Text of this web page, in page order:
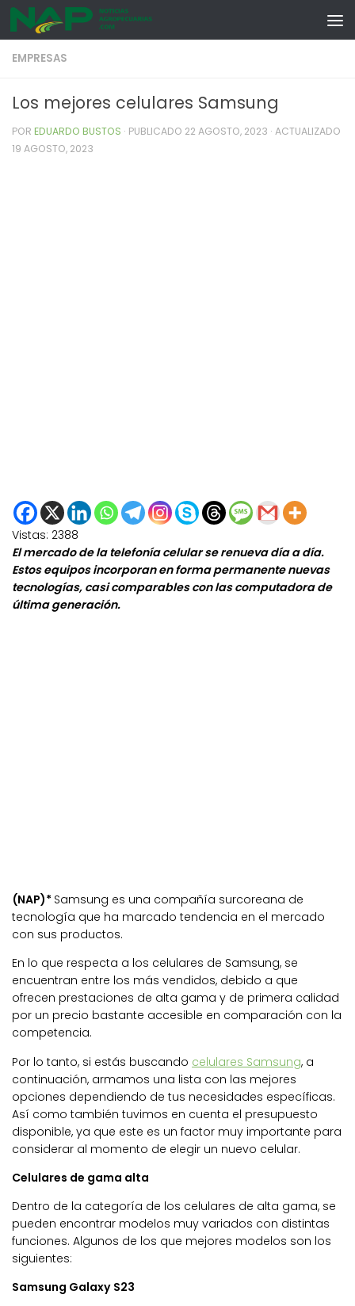
Skip to content
EMPRESAS
Los mejores celulares Samsung
POR EDUARDO BUSTOS · PUBLICADO 22 AGOSTO, 2023 · ACTUALIZADO
19 AGOSTO, 2023
Vistas: 2388
El mercado de la telefonía celular se renueva día a día.
Estos equipos incorporan en forma permanente nuevas
tecnologías, casi comparables con las computadora de
última generación.
(NAP)* Samsung es una compañía surcoreana de
tecnología que ha marcado tendencia en el mercado
con sus productos.
En lo que respecta a los celulares de Samsung, se
encuentran entre los más vendidos, debido a que
ofrecen prestaciones de alta gama y de primera calidad
por un precio bastante accesible en comparación con la
competencia.
Por lo tanto, si estás buscando celulares Samsung, a
continuación, armamos una lista con las mejores
opciones dependiendo de tus necesidades específicas.
Así como también tuvimos en cuenta el presupuesto
disponible, ya que este es un factor muy importante para
considerar al momento de elegir un nuevo celular.
Celulares de gama alta
Dentro de la categoría de los celulares de alta gama, se
pueden encontrar modelos muy variados con distintas
funciones. Algunos de los que mejores modelos son los
siguientes:
Samsung Galaxy S23